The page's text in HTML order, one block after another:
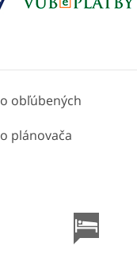
obľúbených
plánovača